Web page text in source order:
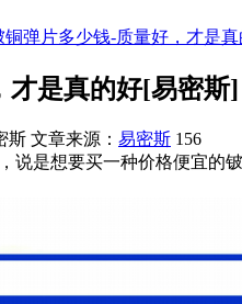
铜弹片多少钱-质量好，才是
是真的好[易密斯]
斯 文章来源： 易密斯 156
想要买一种价格便宜的铍